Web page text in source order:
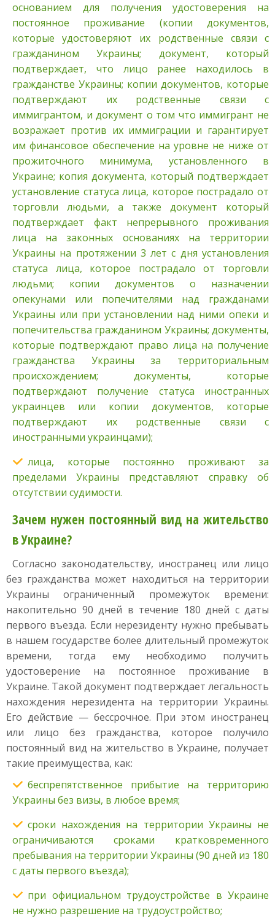
основанием для получения удостоверения на
постоянное проживание (копии документов,
которые удостоверяют их родственные связи с
гражданином Украины; документ, который
подтверждает, что лицо ранее находилось в
гражданстве Украины; копии документов, которые
подтверждают их родственные связи с
иммигрантом, и документ о том что иммигрант не
возражает против их иммиграции и гарантирует
им финансовое обеспечение на уровне не ниже от
прожиточного минимума, установленного в
Украине; копия документа, который подтверждает
установление статуса лица, которое пострадало от
торговли людьми, а также документ который
подтверждает факт непрерывного проживания
лица на законных основаниях на территории
Украины на протяжении 3 лет с дня установления
статуса лица, которое пострадало от торговли
людьми; копии документов о назначении
опекунами или попечителями над гражданами
Украины или при установлении над ними опеки и
попечительства гражданином Украины; документы,
которые подтверждают право лица на получение
гражданства Украины за территориальным
происхождением; документы, которые
подтверждают получение статуса иностранных
украинцев или копии документов, которые
подтверждают их родственные связи с
иностранными украинцами);
лица, которые постоянно проживают за
пределами Украины представляют справку об
отсутствии судимости.
Зачем нужен постоянный вид на жительство
в Украине?
Согласно законодательству, иностранец или лицо
без гражданства может находиться на территории
Украины ограниченный промежуток времени:
накопительно 90 дней в течение 180 дней с даты
первого въезда. Если нерезиденту нужно пребывать
в нашем государстве более длительный промежуток
времени, тогда ему необходимо получить
удостоверение на постоянное проживание в
Украине. Такой документ подтверждает легальность
нахождения нерезидента на территории Украины.
Его действие — бессрочное. При этом иностранец
или лицо без гражданства, которое получило
постоянный вид на жительство в Украине, получает
такие преимущества, как:
беспрепятственное прибытие на территорию
Украины без визы, в любое время;
сроки нахождения на территории Украины не
ограничиваются сроками кратковременного
пребывания на территории Украины (90 дней из 180
с даты первого въезда);
при официальном трудоустройстве в Украине
не нужно разрешение на трудоустройство;